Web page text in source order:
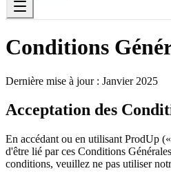
Conditions
Dernière mise à jour : Janvier 2025
Acceptation des
En accédant ou en utilisant ProdUp
d'être lié par ces Conditions
conditions, veuillez ne pas utiliser